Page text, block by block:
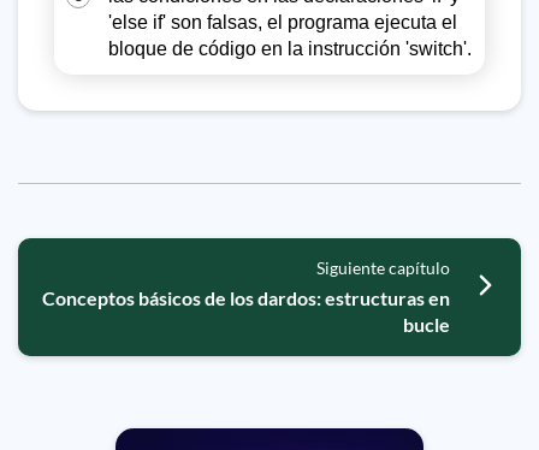
'else if' son falsas, el programa ejecuta el
bloque de código en la instrucción 'switch'.
Siguiente capítulo
Conceptos básicos de los dardos: estructuras en
bucle